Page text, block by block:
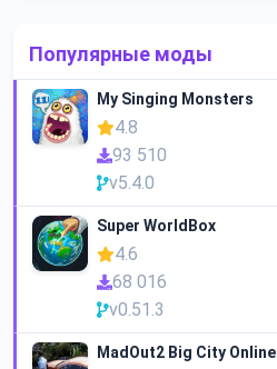
Популярные моды
My Singing Monsters
4.8
93 510
v5.4.0
Super WorldBox
4.6
68 016
v0.51.3
MadOut2 Big City Online